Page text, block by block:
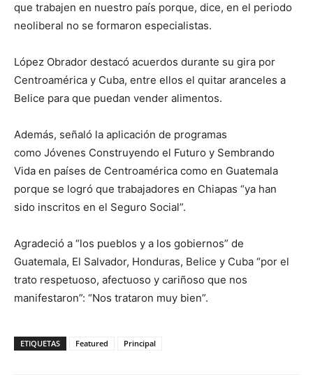
que trabajen en nuestro país porque, dice, en el periodo
neoliberal no se formaron especialistas.
López Obrador destacó acuerdos durante su gira por
Centroamérica y Cuba, entre ellos el quitar aranceles a
Belice para que puedan vender alimentos.
Además, señaló la aplicación de programas
como Jóvenes Construyendo el Futuro y Sembrando
Vida en países de Centroamérica como en Guatemala
porque se logró que trabajadores en Chiapas “ya han
sido inscritos en el Seguro Social”.
Agradeció a “los pueblos y a los gobiernos” de
Guatemala, El Salvador, Honduras, Belice y Cuba “por el
trato respetuoso, afectuoso y cariñoso que nos
manifestaron”: “Nos trataron muy bien”.
ETIQUETAS Featured Principal